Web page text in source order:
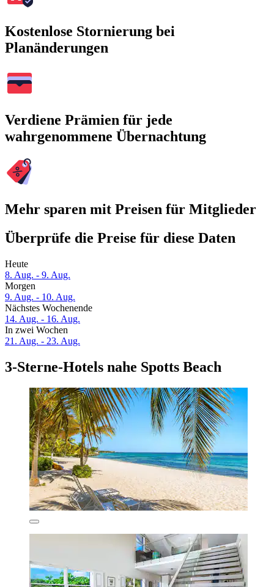
Kostenlose Stornierung bei
Planänderungen
Verdiene Prämien für jede
wahrgenommene Übernachtung
Mehr sparen mit Preisen für Mitglieder
Überprüfe die Preise für diese Daten
Heute
8. Aug. - 9. Aug.
Morgen
9. Aug. - 10. Aug.
Nächstes Wochenende
14. Aug. - 16. Aug.
In zwei Wochen
21. Aug. - 23. Aug.
3-Sterne-Hotels nahe Spotts Beach